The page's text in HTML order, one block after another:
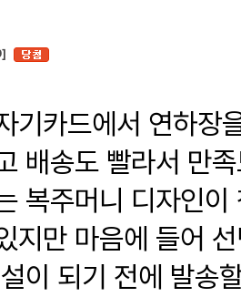
기카드에서 연하장
배송도 빨라서 만
복주머니 디자인이
지만 마음에 들어
이 되기 전에 발송